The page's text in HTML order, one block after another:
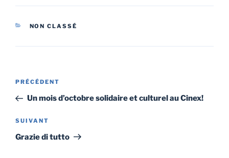
CATÉGORIES
NON CLASSÉ
Navigation
l’article
Article
précédent
PRÉCÉDENT
Un mois d’octobre solidaire et culturel au Cinex!
Article
suivant
SUIVANT
Grazie di tutto